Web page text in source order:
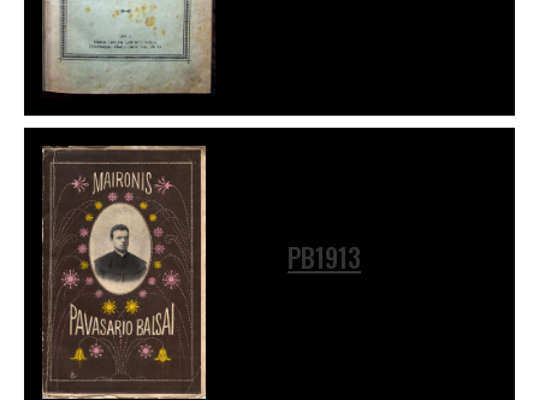
PB1913